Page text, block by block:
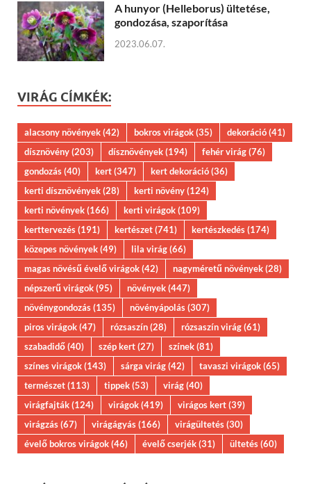
A hunyor (Helleborus) ültetése,
gondozása, szaporítása
2023.06.07.
VIRÁG CÍMKÉK:
alacsony növények(42) bokros virágok(35) dekoráció(41)
dísznövény(203) dísznövények(194) fehér virág(76)
gondozás(40) kert(347) kert dekoráció(36)
kerti dísznövények(28) kerti növény(124)
kerti növények(166) kerti virágok(109)
kerttervezés(191) kertészet(741) kertészkedés(174)
közepes növények(49) lila virág(66)
magas növésű évelő virágok(42) nagyméretű növények(28)
népszerű virágok(95) növények(447)
növénygondozás(135) növényápolás(307)
piros virágok(47) rózsaszín(28) rózsaszín virág(61)
szabadidő(40) szép kert(27) színek(81)
színes virágok(143) sárga virág(42) tavaszi virágok(65)
természet(113) tippek(53) virág(40)
virágfajták(124) virágok(419) virágos kert(39)
virágzás(67) virágágyás(166) virágültetés(30)
évelő bokros virágok(46) évelő cserjék(31) ültetés(60)